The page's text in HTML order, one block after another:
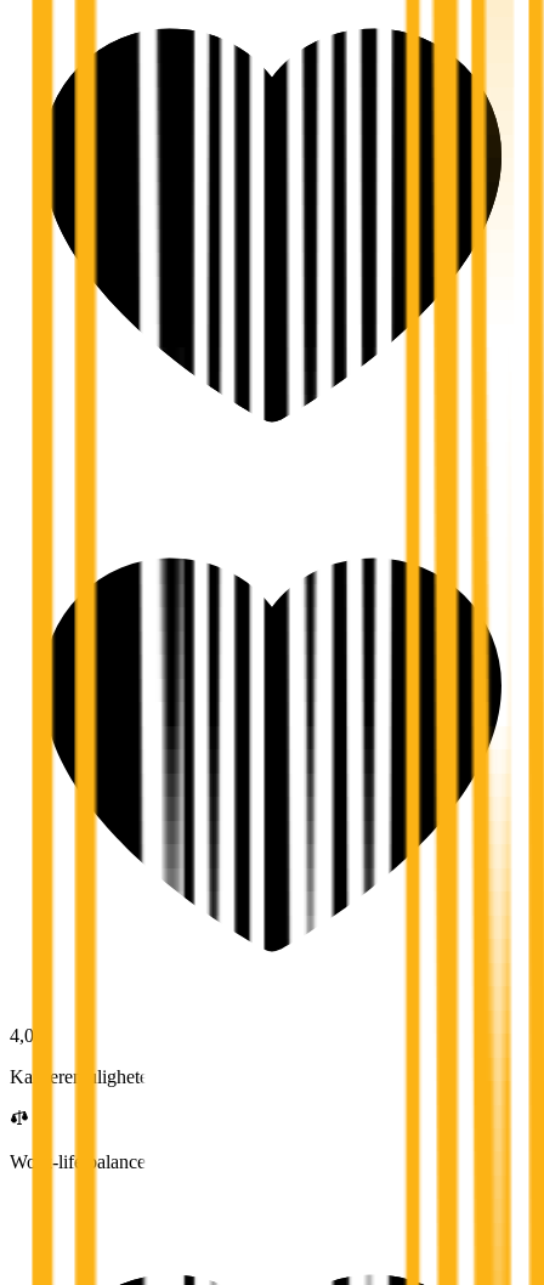
4,0
Karrieremuligheter
Work-life balance